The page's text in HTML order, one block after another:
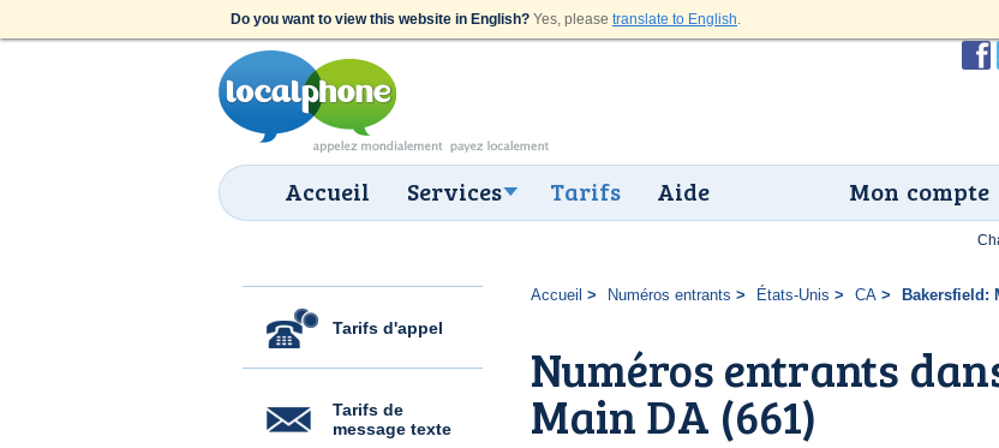
Do you want to view this website in English? Yes, please translate to English.
Accueil Services Tarifs Aide Mon compte
Tarifs d'appel
Tarifs de
message texte
Accueil Numéros entrants États-Unis CA Bakersfield:
Numéros entrants
Main DA (661)